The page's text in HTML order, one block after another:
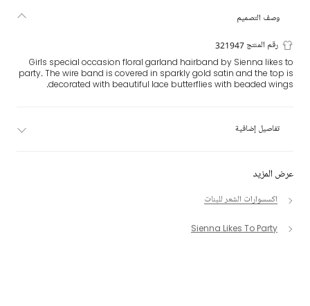
عرض المزيد
اكسسوارات الشعر للبنات
Sienna Likes To Party
وصف التصميم
رقم المنتج 321947
Girls special occasion floral garland hairband by Sienna likes to
party. The wire band is covered in sparkly gold satin and the top is
decorated with beautiful lace butterflies with beaded wings.
تفاصيل إضافية